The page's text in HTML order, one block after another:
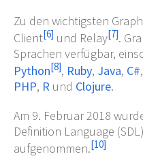
Zu den wichtigsten
Client[6] und Relay[7].
Sprachen verfügbar,
Python[8], Ruby, Java, C#,
PHP, R und Clojure.
Am 9. Februar 2018
Definition Language
aufgenommen.[10]